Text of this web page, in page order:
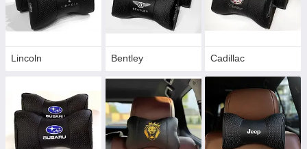
Lincoln Bentley Cadillac